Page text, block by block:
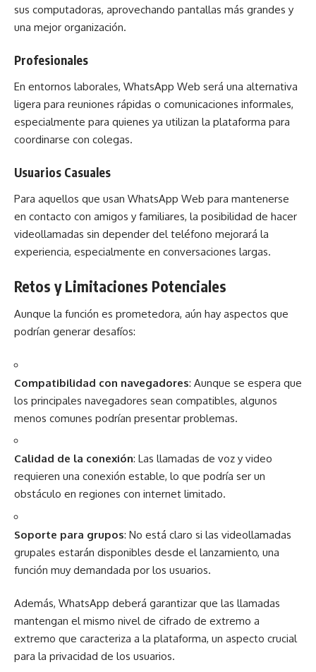
sus computadoras, aprovechando pantallas más grandes y
una mejor organización.
Profesionales
En entornos laborales, WhatsApp Web será una alternativa
ligera para reuniones rápidas o comunicaciones informales,
especialmente para quienes ya utilizan la plataforma para
coordinarse con colegas.
Usuarios Casuales
Para aquellos que usan WhatsApp Web para mantenerse
en contacto con amigos y familiares, la posibilidad de hacer
videollamadas sin depender del teléfono mejorará la
experiencia, especialmente en conversaciones largas.
Retos y Limitaciones Potenciales
Aunque la función es prometedora, aún hay aspectos que
podrían generar desafíos:
Compatibilidad con navegadores: Aunque se espera que
los principales navegadores sean compatibles, algunos
menos comunes podrían presentar problemas.
Calidad de la conexión: Las llamadas de voz y video
requieren una conexión estable, lo que podría ser un
obstáculo en regiones con internet limitado.
Soporte para grupos: No está claro si las videollamadas
grupales estarán disponibles desde el lanzamiento, una
función muy demandada por los usuarios.
Además, WhatsApp deberá garantizar que las llamadas
mantengan el mismo nivel de cifrado de extremo a
extremo que caracteriza a la plataforma, un aspecto crucial
para la privacidad de los usuarios.